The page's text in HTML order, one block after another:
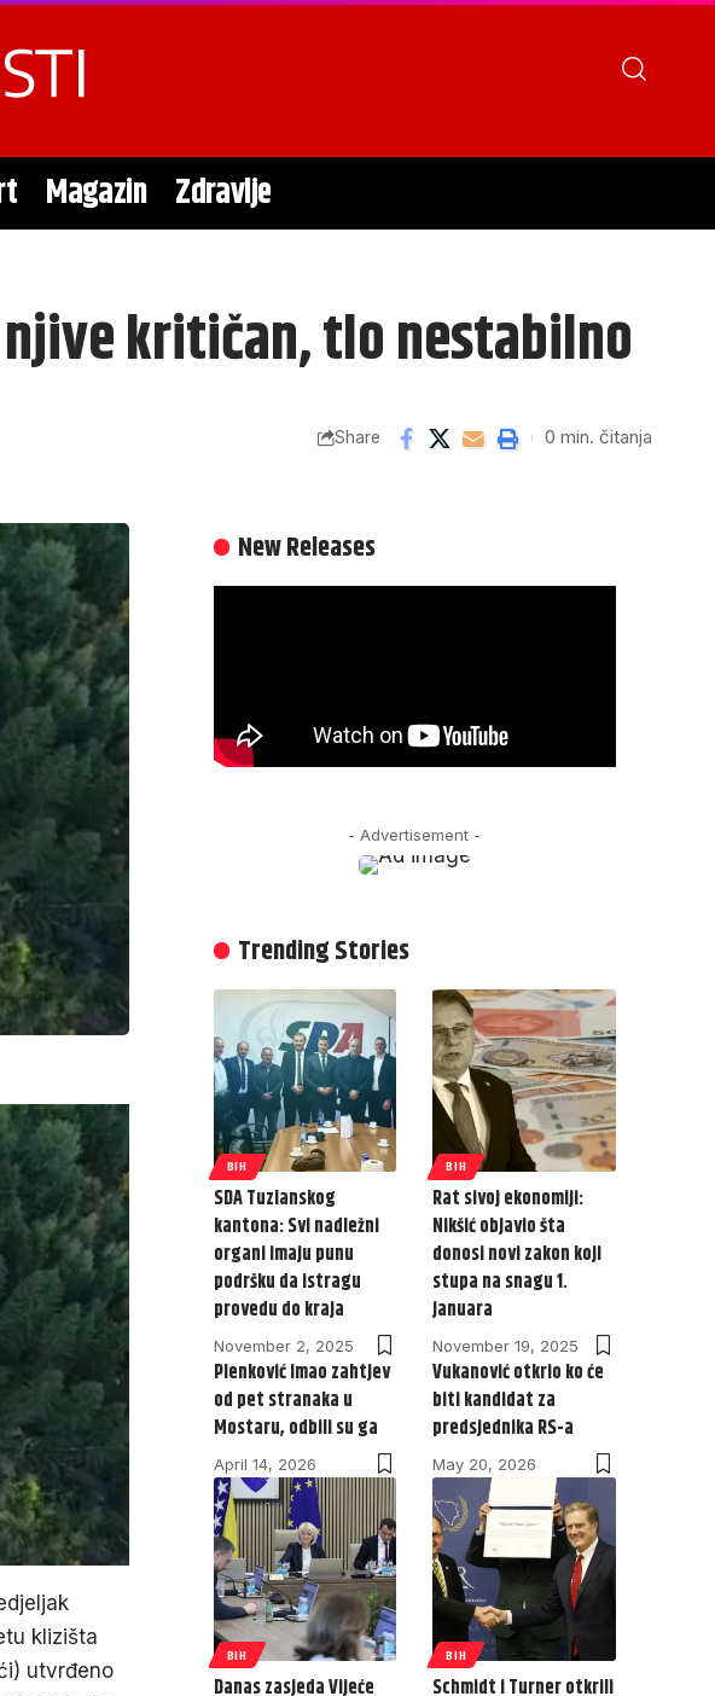
Magazin Zdravlje
kritičan, tlo nestabilno
Share 0 min. čitanja
klizišta
utvrđeno
New Releases
- Advertisement -
Trending Stories
BIH
SDA Tuzlanskog
kantona: Svi nadležni
organi imaju punu
podršku da istragu
provedu do kraja
November 2, 2025
BIH
Rat sivoj ekonomiji:
Nikšić objavio šta
donosi novi zakon koji
stupa na snagu 1.
januara
November 19, 2025
Plenković imao zahtjev
od pet stranaka u
Mostaru, odbili su ga
April 14, 2026
Vukanović otkrio ko će
biti kandidat za
predsjednika RS-a
May 20, 2026
BIH
Danas zasjeda Vijeće
BIH
Schmidt i Turner otkrili